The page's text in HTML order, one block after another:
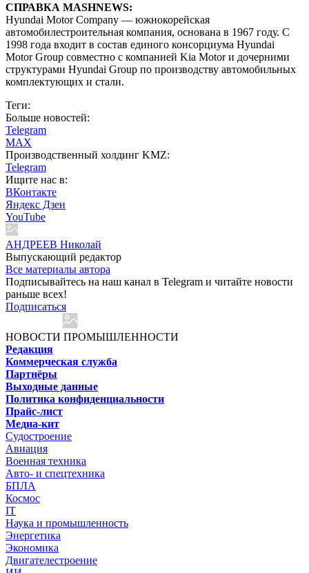
СПРАВКА MASHNEWS:
Hyundai Motor Company — южнокорейская
автомобилестроительная компания, основана в 1967 году. С
1998 года входит в состав единого консорциума Hyundai
Motor Group совместно с компанией Kia Motor и дочерними
структурами Hyundai Group по производству автомобильных
комплектующих и стали.
Теги:
Больше новостей:
Telegram
MAX
Производственный холдинг KMZ:
Telegram
Ищите нас в:
ВКонтакте
Яндекс Дзен
YouTube
АНДРЕЕВ Николай
Выпускающий редактор
Все материалы автора
Подписывайтесь на наш канал в Telegram и читайте новости
раньше всех!
Подписаться
НОВОСТИ ПРОМЫШЛЕННОСТИ
Редакция
Коммерческая служба
Партнёры
Выходные данные
Политика конфиденциальности
Прайс-лист
Медиа-кит
Судостроение
Авиация
Военная техника
Авто- и спецтехника
БПЛА
Космос
IT
Наука и промышленность
Энергетика
Экономика
Двигателестроение